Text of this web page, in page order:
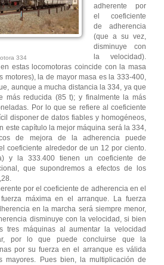
334
adherente por
el coeficiente
de adherencia
(que a su vez,
disminuye con
la velocidad).
estas locomotoras coincide con la masa
motores), la de mayor masa es la 333-400,
aunque a mucha distancia la 334, ya que
más reducida (85 t); y finalmente la más
Por lo que se refiere al coeficiente
disponer de datos fiables y homogéneos,
este capítulo la mejor máquina será la 334,
de mejora de la adherencia puede
coeficiente alrededor de un 12 por ciento.
y la 333.400 tienen un coeficiente de
que supondremos a efectos de los
por el coeficiente de adherencia en el
máxima en el arranque. La fuerza
en la marcha será siempre menor,
disminuye con la velocidad, si bien
tres máquinas al aumentar la velocidad
por lo que puede concluirse que la
por su fuerza en el arranque es válida
mayores. Pues bien, la multiplicación de